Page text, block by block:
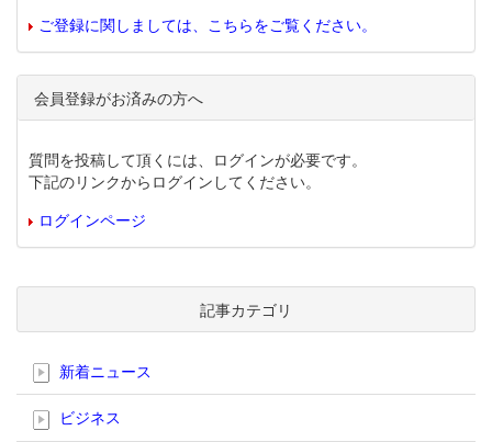
ご登録に関しましては、こちらをご覧ください。
会員登録がお済みの方へ
質問を投稿して頂くには、ログインが必要です。
下記のリンクからログインしてください。
ログインページ
記事カテゴリ
新着ニュース
ビジネス